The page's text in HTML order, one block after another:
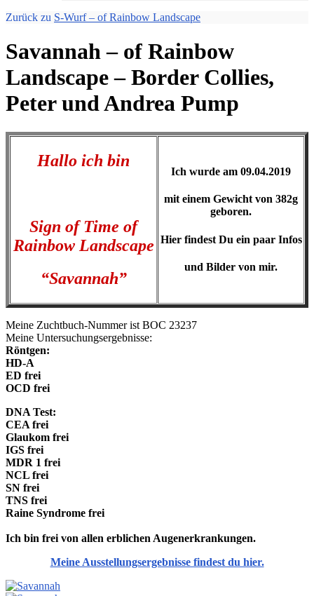
Zurück zu S-Wurf – of Rainbow Landscape
Savannah – of Rainbow
Landscape – Border Collies,
Peter und Andrea Pump
Hallo ich bin
Sign of Time of
Rainbow Landscape
“Savannah”
Ich wurde am 09.04.2019
mit einem Gewicht von 382g
geboren.
Hier findest Du ein paar Infos
und Bilder von mir.
Meine Zuchtbuch-Nummer ist BOC 23237
Meine Untersuchungsergebnisse:
Röntgen:
HD-A
ED frei
OCD frei
DNA Test:
CEA frei
Glaukom frei
IGS frei
MDR 1 frei
NCL frei
SN frei
TNS frei
Raine Syndrome frei
Ich bin frei von allen erblichen Augenerkrankungen.
Meine Ausstellungsergebnisse findest du hier.